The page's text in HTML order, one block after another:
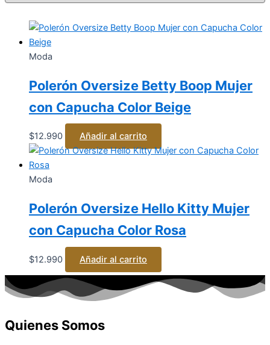
Moda
Polerón Oversize Betty Boop Mujer
con Capucha Color Beige
$12.990 Añadir al carrito
Moda
Polerón Oversize Hello Kitty Mujer
con Capucha Color Rosa
$12.990 Añadir al carrito
Quienes Somos